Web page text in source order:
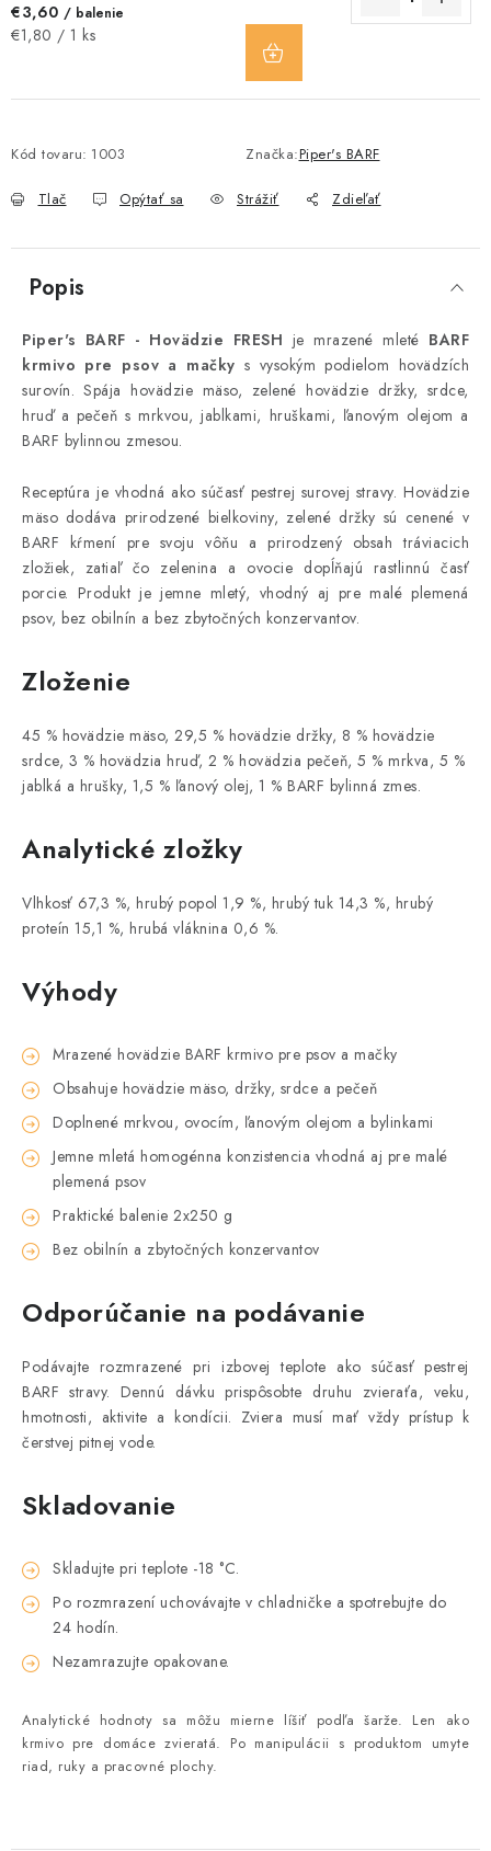
€3,60 / balenie
Jednotková
€1,80 / 1 ks
Kód tovaru: 1003 Značka:Piper's BARF
Tlač Opýtať sa Strážiť Zdieľať
Popis
Piper's BARF - Hovädzie FRESH je mrazené mleté BARF
krmivo pre psov a mačky s vysokým podielom hovädzích
surovín. Spája hovädzie mäso, zelené hovädzie držky, srdce,
hruď a pečeň s mrkvou, jablkami, hruškami, ľanovým olejom a
BARF bylinnou zmesou.
Receptúra je vhodná ako súčasť pestrej surovej stravy. Hovädzie
mäso dodáva prirodzené bielkoviny, zelené držky sú cenené v
BARF kŕmení pre svoju vôňu a prirodzený obsah tráviacich
zložiek, zatiaľ čo zelenina a ovocie dopĺňajú rastlinnú časť
porcie. Produkt je jemne mletý, vhodný aj pre malé plemená
psov, bez obilnín a bez zbytočných konzervantov.
Zloženie
45 % hovädzie mäso, 29,5 % hovädzie držky, 8 % hovädzie
srdce, 3 % hovädzia hruď, 2 % hovädzia pečeň, 5 % mrkva, 5 %
jablká a hrušky, 1,5 % ľanový olej, 1 % BARF bylinná zmes.
Analytické zložky
Vlhkosť 67,3 %, hrubý popol 1,9 %, hrubý tuk 14,3 %, hrubý
proteín 15,1 %, hrubá vláknina 0,6 %.
Výhody
Mrazené hovädzie BARF krmivo pre psov a mačky
Obsahuje hovädzie mäso, držky, srdce a pečeň
Doplnené mrkvou, ovocím, ľanovým olejom a bylinkami
Jemne mletá homogénna konzistencia vhodná aj pre malé
plemená psov
Praktické balenie 2x250 g
Bez obilnín a zbytočných konzervantov
Odporúčanie na podávanie
Podávajte rozmrazené pri izbovej teplote ako súčasť pestrej
BARF stravy. Dennú dávku prispôsobte druhu zvieraťa, veku,
hmotnosti, aktivite a kondícii. Zviera musí mať vždy prístup k
čerstvej pitnej vode.
Skladovanie
Skladujte pri teplote -18 °C.
Po rozmrazení uchovávajte v chladničke a spotrebujte do
24 hodín.
Nezamrazujte opakovane.
Analytické hodnoty sa môžu mierne líšiť podľa šarže. Len ako
krmivo pre domáce zvieratá. Po manipulácii s produktom umyte
riad, ruky a pracovné plochy.